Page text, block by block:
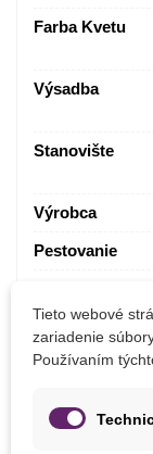
Farba Kvetu
Výsadba
Stanovište
Výrobca
Pestovanie
Vegetačné
Obdobie
Balenie cibuľovín
Tieto webové
zariadenie
Používaním